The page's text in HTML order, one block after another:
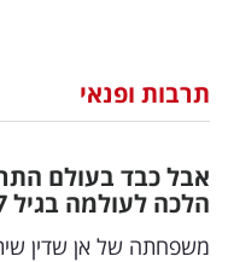
וצרכנות
דיגיטל
וטק
תרבות ופנאי
אבל כבד בעולם
הלכה לעולמה בגיל 77
משפחתה של אן שדין